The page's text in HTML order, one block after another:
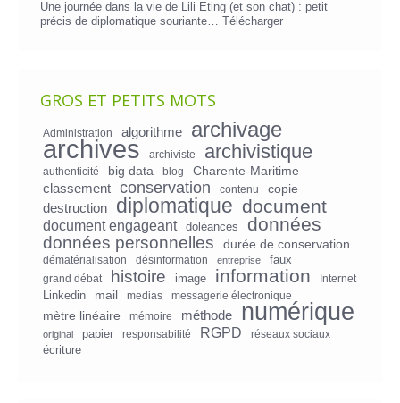
Une journée dans la vie de Lili Eting (et son chat) : petit
précis de diplomatique souriante… Télécharger
GROS ET PETITS MOTS
Administration algorithme archivage
archives archiviste archivistique
authenticité big data blog
Charente-Maritime
classement
conservation contenu
copie
destruction
diplomatique document
document engageant doléances données
données personnelles durée de conservation
dématérialisation désinformation entreprise faux
grand débat histoire image information Internet
Linkedin mail medias messagerie électronique
mètre linéaire mémoire méthode numérique
original papier responsabilité RGPD réseaux sociaux
écriture